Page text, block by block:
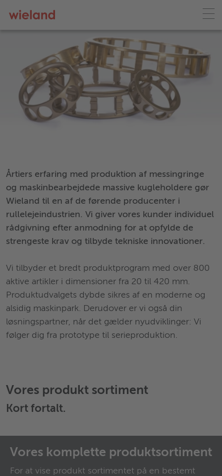
Årtiers erfaring med produktion af messingringe
og maskinbearbejdede massive kugleholdere gør
Wieland til en af de førende producenter i
rullelejeindustrien. Vi giver vores kunder individuel
rådgivning efter anmodning for at opfylde de
strengeste krav og tilbyde tekniske innovationer.
Vi tilbyder et bredt produktprogram med over 800
aktive artikler i dimensioner fra 20 til 420 mm.
Produktudvalgets dybde sikres af en moderne og
alsidig maskinpark. Derudover er vi også din
løsningspartner, når det gælder nyudviklinger: Vi
følger dig fra prototype til serieproduktion.
Vores produkt sortiment
Kort fortalt.
Vores komplette produktsortiment
For at vise produkt sortimentet på en bestemt